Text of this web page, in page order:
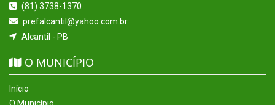
(81) 3738-1370
prefalcantil@yahoo.com.br
Alcantil - PB
O MUNICÍPIO
Início